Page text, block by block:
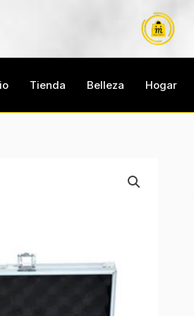
Tienda Belleza Hogar